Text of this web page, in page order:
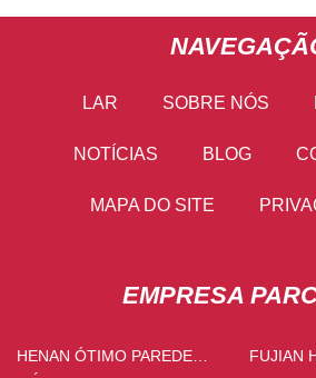
LAR SOBRE NÓS
NOTÍCIAS BLOG
MAPA DO SITE
EMPRESA
HENAN ÓTIMO PAREDE
FUJIAN HAIJING FOGO